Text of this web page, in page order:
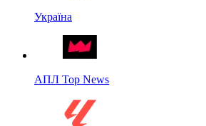
Україна
АПЛ Top News